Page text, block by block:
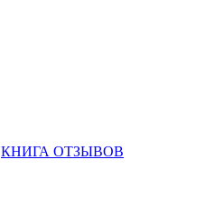
КНИГА ОТЗЫВОВ